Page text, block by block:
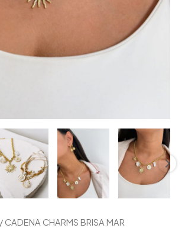
/ CADENA CHARMS BRISA MAR